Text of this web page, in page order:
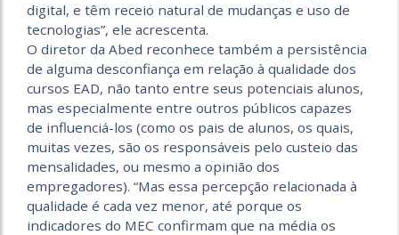
digital, e têm receio natural de mudanças e uso de
tecnologias”, ele acrescenta.
O diretor da Abed reconhece também a persistência
de alguma desconfiança em relação à qualidade dos
cursos EAD, não tanto entre seus potenciais alunos,
mas especialmente entre outros públicos capazes
de influenciá-los (como os pais de alunos, os quais,
muitas vezes, são os responsáveis pelo custeio das
mensalidades, ou mesmo a opinião dos
empregadores). “Mas essa percepção relacionada à
qualidade é cada vez menor, até porque os
indicadores do MEC confirmam que na média os